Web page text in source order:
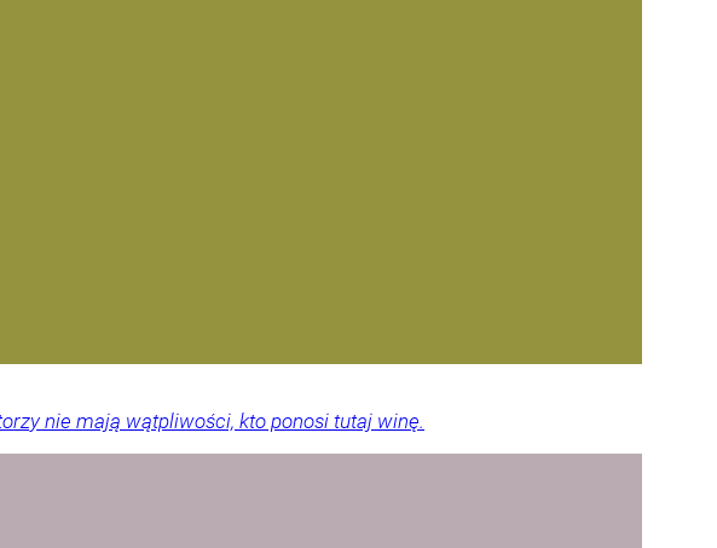
nie mają wątpliwości, kto ponosi tutaj winę.